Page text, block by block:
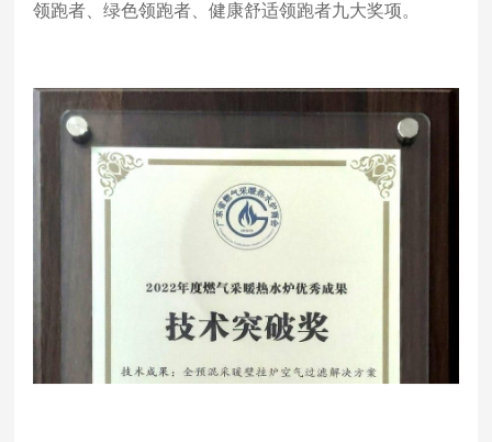
领跑者、绿色领跑者、健康舒适领跑者九大奖项。